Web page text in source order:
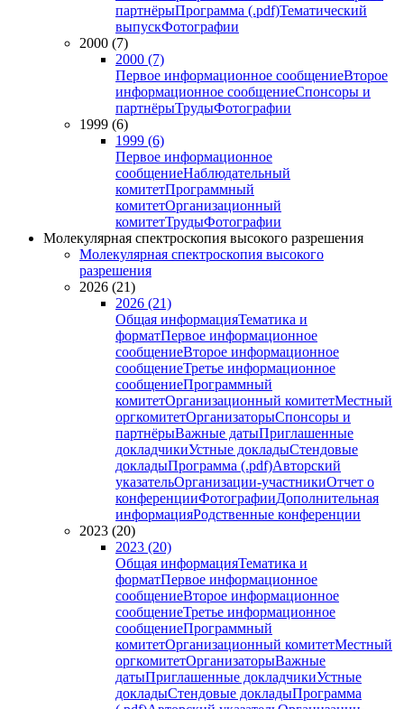
партнёрыПрограмма (.pdf)Тематический
выпускФотографии
2000 (7)
2000 (7)
Первое информационное сообщениеВторое
информационное сообщениеСпонсоры и
партнёрыТрудыФотографии
1999 (6)
1999 (6)
Первое информационное
сообщениеНаблюдательный
комитетПрограммный
комитетОрганизационный
комитетТрудыФотографии
Молекулярная спектроскопия высокого разрешения
Молекулярная спектроскопия высокого
разрешения
2026 (21)
2026 (21)
Общая информацияТематика и
форматПервое информационное
сообщениеВторое информационное
сообщениеТретье информационное
сообщениеПрограммный
комитетОрганизационный комитетМестный
оргкомитетОрганизаторыСпонсоры и
партнёрыВажные датыПриглашенные
докладчикиУстные докладыСтендовые
докладыПрограмма (.pdf)Авторский
указательОрганизации-участникиОтчет о
конференцииФотографииДополнительная
информацияРодственные конференции
2023 (20)
2023 (20)
Общая информацияТематика и
форматПервое информационное
сообщениеВторое информационное
сообщениеТретье информационное
сообщениеПрограммный
комитетОрганизационный комитетМестный
оргкомитетОрганизаторыВажные
датыПриглашенные докладчикиУстные
докладыСтендовые докладыПрограмма